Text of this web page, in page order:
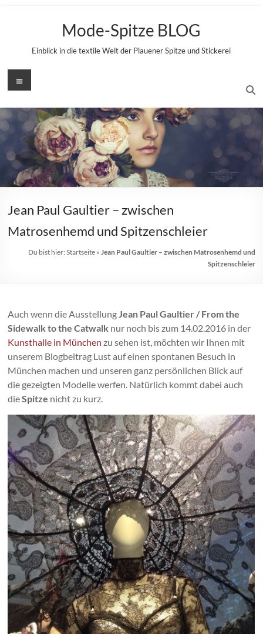
Mode-Spitze BLOG
Einblick in die textile Welt der Plauener Spitze und Stickerei
Menü
Jean Paul Gaultier – zwischen
Matrosenhemd und Spitzenschleier
Du bist hier: Startseite» Jean Paul Gaultier – zwischen Matrosenhemd und
Spitzenschleier
Auch wenn die AusstellungJean Paul Gaultier / From the
Sidewalk to the Catwalk nur noch bis zum 14.02.2016 in der
Kunsthalle in Münchenzu sehen ist, möchten wir Ihnen mit
unserem Blogbeitrag Lust auf einen spontanen Besuch in
München machen und unseren ganz persönlichen Blick auf
die gezeigten Modelle werfen. Natürlich kommt dabei auch
dieSpitze nicht zu kurz.